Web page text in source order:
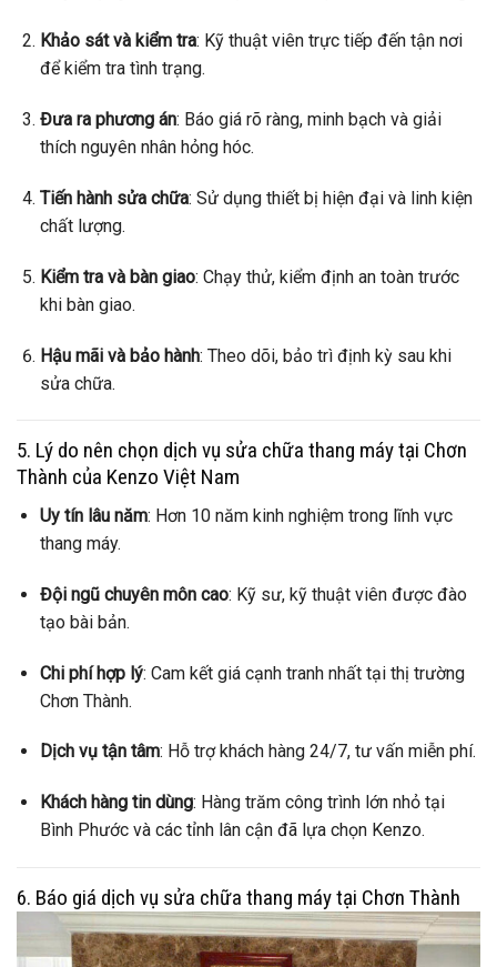
Khảo sát và kiểm tra: Kỹ thuật viên trực tiếp đến tận nơi
để kiểm tra tình trạng.
Đưa ra phương án: Báo giá rõ ràng, minh bạch và giải
thích nguyên nhân hỏng hóc.
Tiến hành sửa chữa: Sử dụng thiết bị hiện đại và linh kiện
chất lượng.
Kiểm tra và bàn giao: Chạy thử, kiểm định an toàn trước
khi bàn giao.
Hậu mãi và bảo hành: Theo dõi, bảo trì định kỳ sau khi
sửa chữa.
5. Lý do nên chọn dịch vụ sửa chữa thang máy tại Chơn
Thành của Kenzo Việt Nam
Uy tín lâu năm: Hơn 10 năm kinh nghiệm trong lĩnh vực
thang máy.
Đội ngũ chuyên môn cao: Kỹ sư, kỹ thuật viên được đào
tạo bài bản.
Chi phí hợp lý: Cam kết giá cạnh tranh nhất tại thị trường
Chơn Thành.
Dịch vụ tận tâm: Hỗ trợ khách hàng 24/7, tư vấn miễn phí.
Khách hàng tin dùng: Hàng trăm công trình lớn nhỏ tại
Bình Phước và các tỉnh lân cận đã lựa chọn Kenzo.
6. Báo giá dịch vụ sửa chữa thang máy tại Chơn Thành